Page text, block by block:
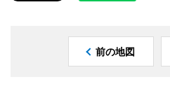
前の地図